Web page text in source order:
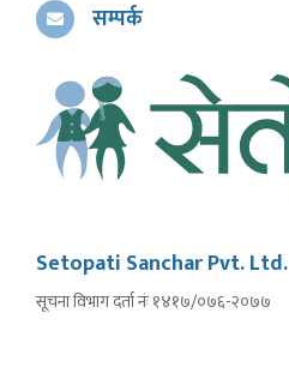
सम्पर्क
Setopati Sanchar Pvt. Ltd.
सूचना विभाग दर्ता नंः १४१७/०७६-२०७७